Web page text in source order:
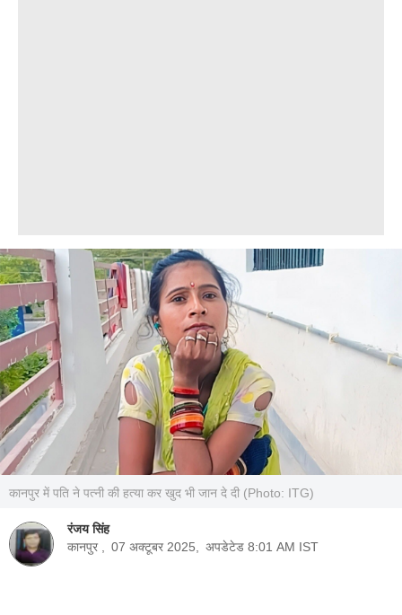
कानपुर में पति ने पत्नी की हत्या कर खुद भी जान दे दी (Photo: ITG)
रंजय सिंह
कानपुर ,
07 अक्टूबर 2025, अपडेटेड 8:01 AM IST